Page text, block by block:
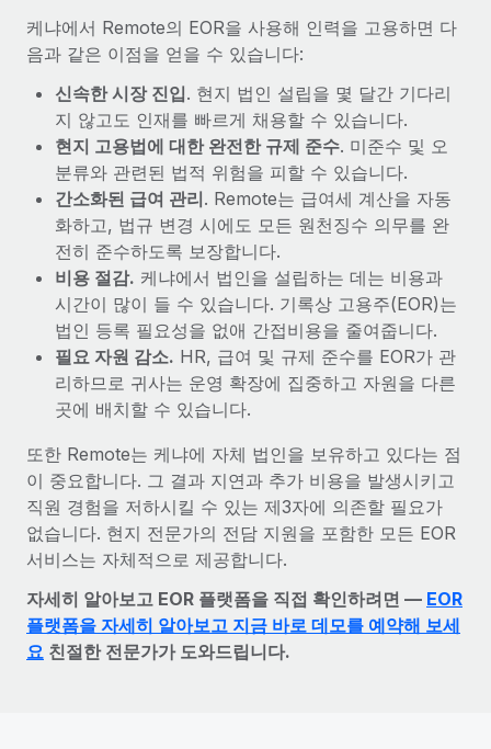
자세히 알아보기
케냐에서 Remote의 EOR을 사용해 인력을 고용하면 다
음과 같은 이점을 얻을 수 있습니다:
신속한 시장 진입. 현지 법인 설립을 몇 달간 기다리
지 않고도 인재를 빠르게 채용할 수 있습니다.
현지 고용법에 대한 완전한 규제 준수. 미준수 및 오
분류와 관련된 법적 위험을 피할 수 있습니다.
간소화된 급여 관리. Remote는 급여세 계산을 자동
화하고, 법규 변경 시에도 모든 원천징수 의무를 완
전히 준수하도록 보장합니다.
비용 절감. 케냐에서 법인을 설립하는 데는 비용과
시간이 많이 들 수 있습니다. 기록상 고용주(EOR)는
법인 등록 필요성을 없애 간접비용을 줄여줍니다.
필요 자원 감소. HR, 급여 및 규제 준수를 EOR가 관
리하므로 귀사는 운영 확장에 집중하고 자원을 다른
곳에 배치할 수 있습니다.
또한 Remote는 케냐에 자체 법인을 보유하고 있다는 점
이 중요합니다. 그 결과 지연과 추가 비용을 발생시키고
직원 경험을 저하시킬 수 있는 제3자에 의존할 필요가
없습니다. 현지 전문가의 전담 지원을 포함한 모든 EOR
서비스는 자체적으로 제공합니다.
자세히 알아보고 EOR 플랫폼을 직접 확인하려면 — EOR
플랫폼을 자세히 알아보고 지금 바로 데모를 예약해 보세
요 친절한 전문가가 도와드립니다.